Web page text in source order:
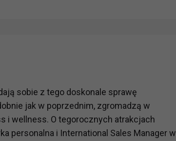
sobie z tego doskonale sprawę
jak w poprzednim, zgromadzą w
i wellness. O tegorocznych atrakcjach
personalna i International Sales Manager w